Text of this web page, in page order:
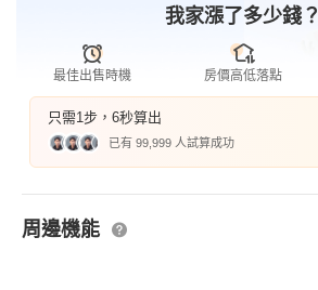
我家漲了多少錢？
最佳出售時機 房價高低落點
只需1步，6秒算出
已有 99,999 人試算成功
周邊機能